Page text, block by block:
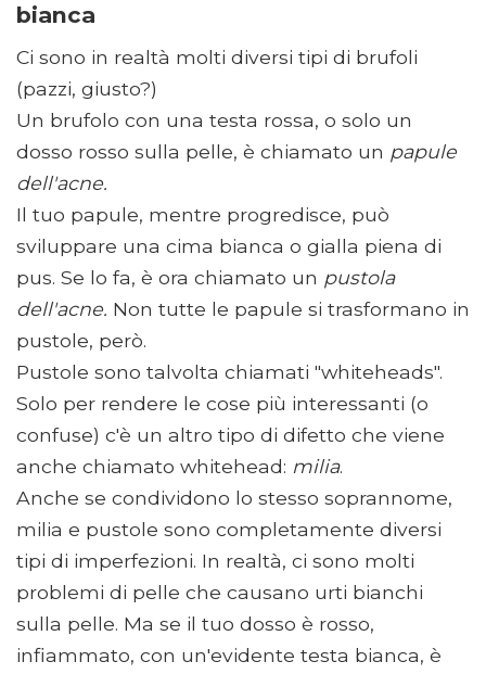
bianca
Ci sono in realtà molti diversi tipi di brufoli
(pazzi, giusto?)
Un brufolo con una testa rossa, o solo un
dosso rosso sulla pelle, è chiamato un papule
dell'acne.
Il tuo papule, mentre progredisce, può
sviluppare una cima bianca o gialla piena di
pus. Se lo fa, è ora chiamato un pustola
dell'acne. Non tutte le papule si trasformano in
pustole, però.
Pustole sono talvolta chiamati "whiteheads".
Solo per rendere le cose più interessanti (o
confuse) c'è un altro tipo di difetto che viene
anche chiamato whitehead: milia.
Anche se condividono lo stesso soprannome,
milia e pustole sono completamente diversi
tipi di imperfezioni. In realtà, ci sono molti
problemi di pelle che causano urti bianchi
sulla pelle. Ma se il tuo dosso è rosso,
infiammato, con un'evidente testa bianca, è